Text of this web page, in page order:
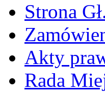
Strona
Akty
Rada